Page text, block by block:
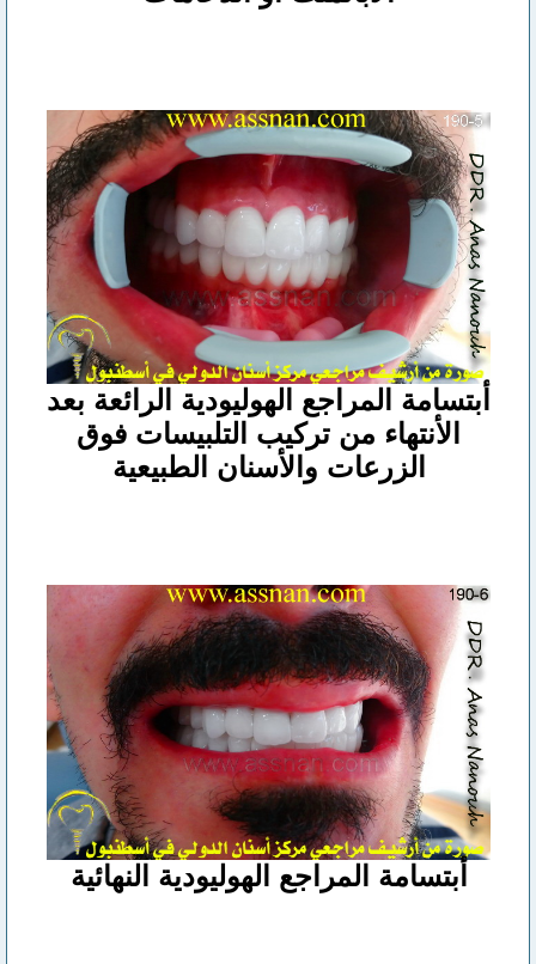
أبتسامة المراجع الهوليودية الرائعة بعد
الأنتهاء من تركيب التلبيسات فوق
الزرعات والأسنان الطبيعية
أبتسامة المراجع الهوليودية النهائية